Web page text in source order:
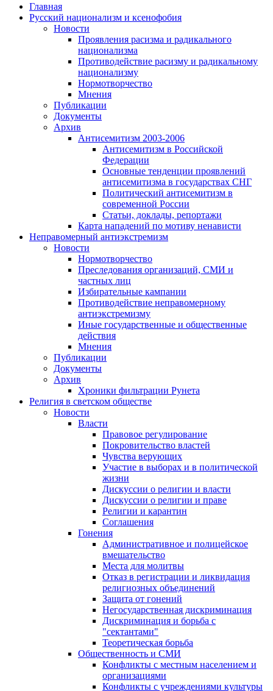
Главная
Русский национализм и ксенофобия
Новости
Проявления расизма и радикального
национализма
Противодействие расизму и радикальному
национализму
Нормотворчество
Мнения
Публикации
Документы
Архив
Антисемитизм 2003-2006
Антисемитизм в Российской
Федерации
Основные тенденции проявлений
антисемитизма в государствах СНГ
Политический антисемитизм в
современной России
Статьи, доклады, репортажи
Карта нападений по мотиву ненависти
Неправомерный антиэкстремизм
Новости
Нормотворчество
Преследования организаций, СМИ и
частных лиц
Избирательные кампании
Противодействие неправомерному
антиэкстремизму
Иные государственные и общественные
действия
Мнения
Публикации
Документы
Архив
Хроники фильтрации Рунета
Религия в светском обществе
Новости
Власти
Правовое регулирование
Покровительство властей
Чувства верующих
Участие в выборах и в политической
жизни
Дискуссии о религии и власти
Дискуссии о религии и праве
Религии и карантин
Соглашения
Гонения
Административное и полицейское
вмешательство
Места для молитвы
Отказ в регистрации и ликвидация
религиозных объединений
Защита от гонений
Негосударственная дискриминация
Дискриминация и борьба с
"сектантами"
Теоретическая борьба
Общественность и СМИ
Конфликты с местным населением и
организациями
Конфликты с учреждениями культуры